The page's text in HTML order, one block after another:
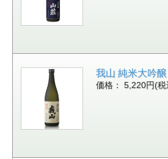
我山 純米大吟
価格： 5,220円(税